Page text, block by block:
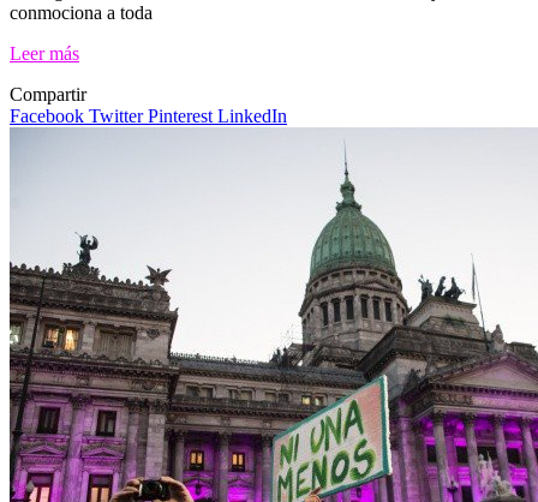
conmociona a toda
Leer más
Compartir
Facebook TwitterPinterest LinkedIn